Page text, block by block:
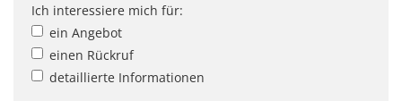
Ich interessiere mich für:
ein Angebot
einen Rückruf
detaillierte Informationen